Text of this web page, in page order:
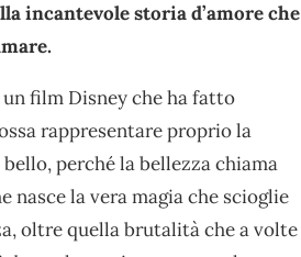
incantevole storia d’amore che
un film Disney che ha fatto
rappresentare proprio la
perché la bellezza chiama
nasce la vera magia che scioglie
oltre quella brutalità che a volte